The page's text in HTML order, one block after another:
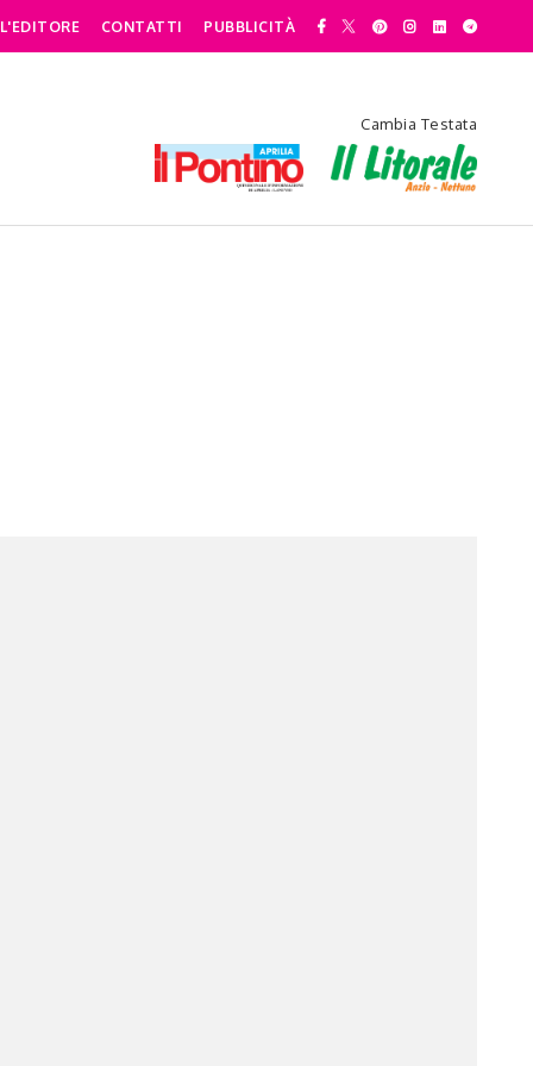
L'EDITORE CONTATTI PUBBLICITÀ
Cambia Testata